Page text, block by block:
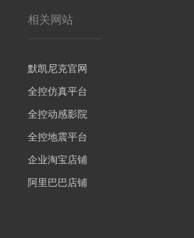
相关网站
默凯尼克官网
全控仿真平台
全控动感影院
全控地震平台
企业淘宝店铺
阿里巴巴店铺